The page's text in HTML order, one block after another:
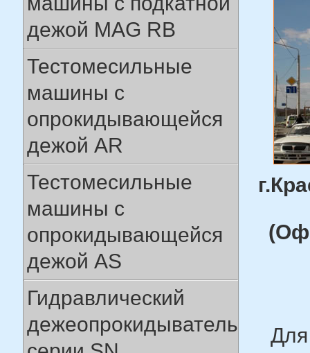
дежой MAG RB
Тестомесильные
машины с
опрокидывающейся
дежой AR
Тестомесильные
машины с
опрокидывающейся
дежой AS
Гидравлический
дежеопрокидыватель
Для